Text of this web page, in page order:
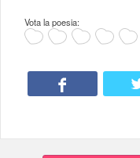
Vota la poesia: